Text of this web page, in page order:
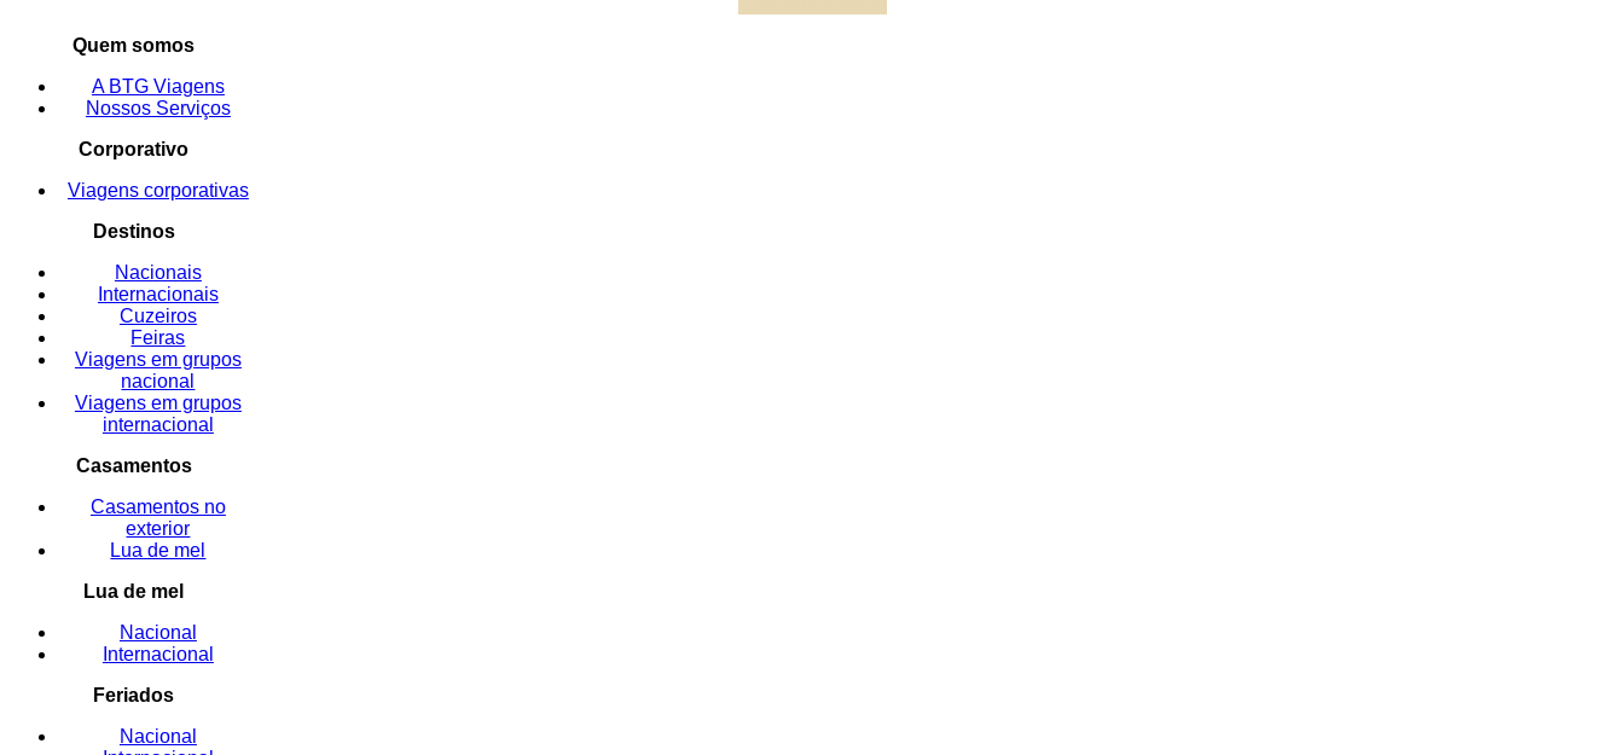
Quem somos
A BTG Viagens
Nossos Serviços
Corporativo
Viagens corporativas
Destinos
Nacionais
Internacionais
Cuzeiros
Feiras
Viagens em grupos
nacional
Viagens em grupos
internacional
Casamentos
Casamentos no
exterior
Lua de mel
Lua de mel
Nacional
Internacional
Feriados
Nacional